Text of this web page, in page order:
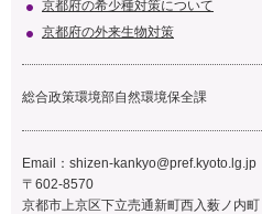
京都府の希少種対策について
京都府の外来生物対策
総合政策環境部自然環境保全課
Email： shizen-kankyo@pref.kyoto.lg.jp
〒602-8570
京都市上京区下立売通新町西入薮ノ内町